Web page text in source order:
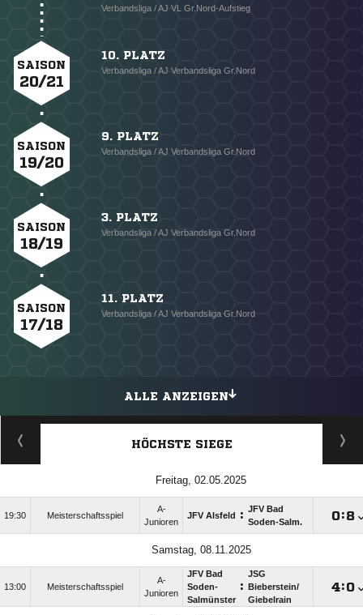
Verbandsliga / AJ VL Gr.Nord-Aufstieg
SAISON
20/21
10. PLATZ
Verbandsliga / AJ Verbandsliga Gr.Nord
SAISON
19/20
9. PLATZ
Verbandsliga / AJ Verbandsliga Gr.Nord
SAISON
18/19
3. PLATZ
Verbandsliga / AJ Verbandsliga Gr.Nord
SAISON
17/18
11. PLATZ
Verbandsliga / AJ Verbandsliga Gr.Nord
ALLE ANZEIGEN
HÖCHSTE SIEGE
Freitag, 02.05.2025
19:30 Meisterschaftsspiel
A-
Junioren
JFV Alsfeld : JFV Bad
Soden-Salm.
:
Samstag, 08.11.2025
13:00 Meisterschaftsspiel
A-
Junioren
JFV Bad
Soden-
Salmünster
:
JSG
Bieberstein/​
Giebelrain
: